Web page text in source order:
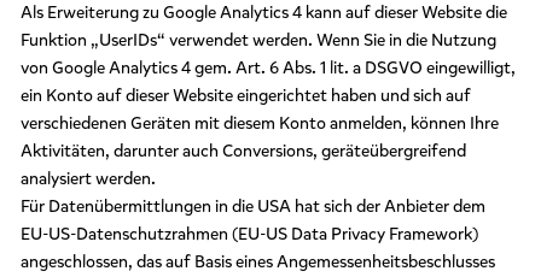
Als Erweiterung zu Google Analytics 4 kann auf dieser Website die
Funktion „UserIDs“ verwendet werden. Wenn Sie in die Nutzung
von Google Analytics 4 gem. Art. 6 Abs. 1 lit. a DSGVO eingewilligt,
ein Konto auf dieser Website eingerichtet haben und sich auf
verschiedenen Geräten mit diesem Konto anmelden, können Ihre
Aktivitäten, darunter auch Conversions, geräteübergreifend
analysiert werden.
Für Datenübermittlungen in die USA hat sich der Anbieter dem
EU-US-Datenschutzrahmen (EU-US Data Privacy Framework)
angeschlossen, das auf Basis eines Angemessenheitsbeschlusses